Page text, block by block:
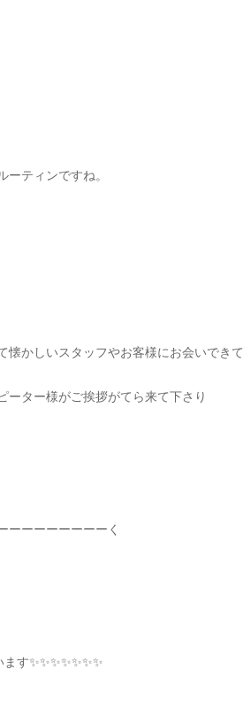
ティンですね。
懐かしいスタッフやお客様にお会いできて
ーター様がご挨拶がてら来て下さり
ーーーーーーーーく
す✨✨✨✨✨✨✨